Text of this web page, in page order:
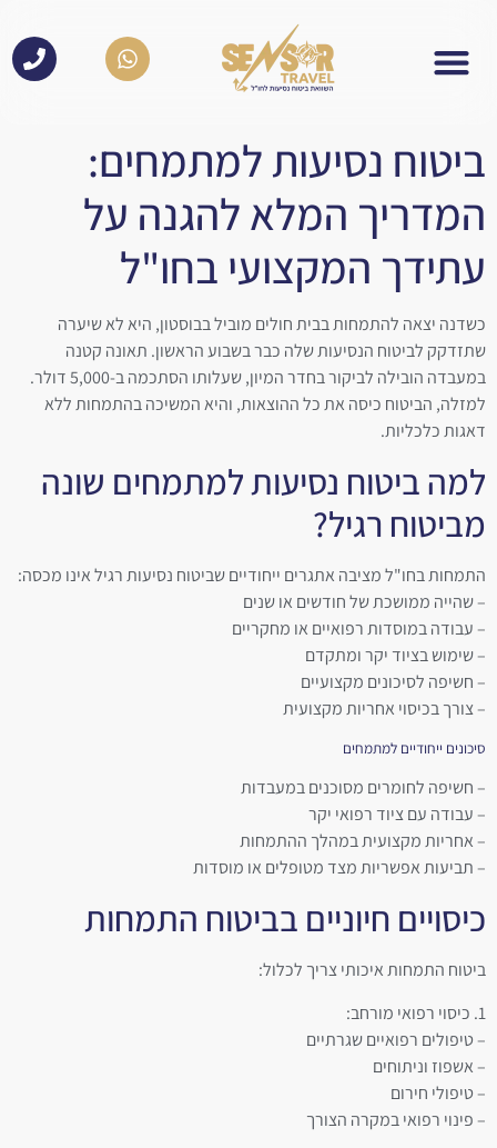
ביטוח נסיעות למתמחים:
המדריך המלא להגנה על
עתידך המקצועי בחו"ל
כשדנה יצאה להתמחות בבית חולים מוביל בבוסטון, היא לא שיערה
שתזדקק לביטוח הנסיעות שלה כבר בשבוע הראשון. תאונה קטנה
במעבדה הובילה לביקור בחדר המיון, שעלותו הסתכמה ב-5,000 דולר.
למזלה, הביטוח כיסה את כל ההוצאות, והיא המשיכה בהתמחות ללא
דאגות כלכליות.
למה ביטוח נסיעות למתמחים שונה
מביטוח רגיל?
התמחות בחו"ל מציבה אתגרים ייחודיים שביטוח נסיעות רגיל אינו מכסה:
– שהייה ממושכת של חודשים או שנים
– עבודה במוסדות רפואיים או מחקריים
– שימוש בציוד יקר ומתקדם
– חשיפה לסיכונים מקצועיים
– צורך בכיסוי אחריות מקצועית
סיכונים ייחודיים למתמחים
– חשיפה לחומרים מסוכנים במעבדות
– עבודה עם ציוד רפואי יקר
– אחריות מקצועית במהלך ההתמחות
– תביעות אפשריות מצד מטופלים או מוסדות
כיסויים חיוניים בביטוח התמחות
ביטוח התמחות איכותי צריך לכלול:
1. כיסוי רפואי מורחב:
– טיפולים רפואיים שגרתיים
– אשפוז וניתוחים
– טיפולי חירום
– פינוי רפואי במקרה הצורך